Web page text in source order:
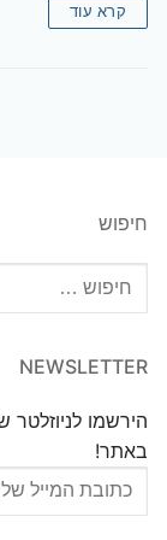
קרא עוד
חיפוש
חפש:
NEWSLETTER
הירשמו לניוזלטר
באתר!